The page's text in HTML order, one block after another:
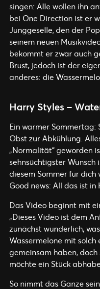
singen: Alle wollen ihn
bei One Direction ist er
Junggeselle, den der
seinem neuen
bekommt er zwar auch
Brust, jedoch ist der
anderes: die
Harry Styles –
Ein warmer Sommertag:
Obst zur Abkühlung.
„Normalität“ geworden
sehnsüchtigster Wunsch
diesem Sommer für dich
Good news: All das ist in
Das Video beginnt mit
„Dieses Video ist dem
zunächst wunderlich,
Wassermelone mit
gemeinsam haben,
möchte ein Stück
So nimmt das Ganze